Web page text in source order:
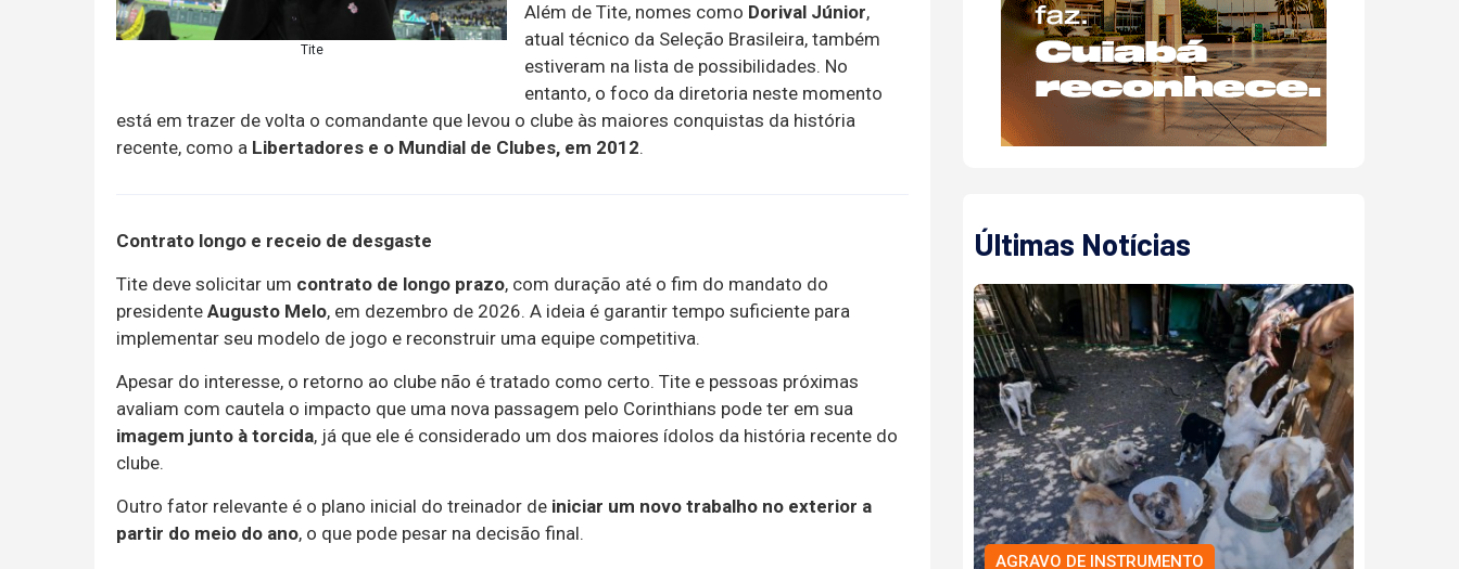
Tite
Além de Tite, nomes como Dorival Júnior,
atual técnico da Seleção Brasileira, também
estiveram na lista de possibilidades. No
entanto, o foco da diretoria neste momento
está em trazer de volta o comandante que levou o clube às maiores conquistas da história
recente, como a Libertadores e o Mundial de Clubes, em 2012.
Contrato longo e receio de desgaste
Tite deve solicitar um contrato de longo prazo, com duração até o fim do mandato do
presidente Augusto Melo, em dezembro de 2026. A ideia é garantir tempo suficiente para
implementar seu modelo de jogo e reconstruir uma equipe competitiva.
Apesar do interesse, o retorno ao clube não é tratado como certo. Tite e pessoas próximas
avaliam com cautela o impacto que uma nova passagem pelo Corinthians pode ter em sua
imagem junto à torcida, já que ele é considerado um dos maiores ídolos da história recente do
clube.
Outro fator relevante é o plano inicial do treinador de iniciar um novo trabalho no exterior a
partir do meio do ano, o que pode pesar na decisão final.
Últimas Notícias
AGRAVO DE INSTRUMENTO